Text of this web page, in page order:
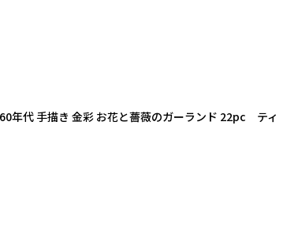
年代 手描き 金彩 お花と薔薇のガーランド 22pc ティ